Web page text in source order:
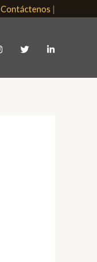
Contáctenos |